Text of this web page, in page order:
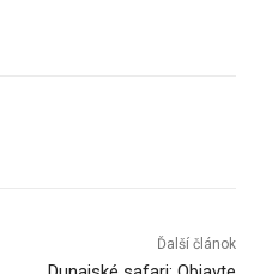
Ďalší článok